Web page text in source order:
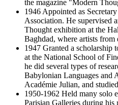
the magazine "Modern
1946 Appointed as
Association. He supervised
Thought exhibition at the
Baghdad, where artists
1947 Granted a scholarship
at the National School of
he did several types of
Babylonian Languages and
Académie Julian, and
1950-1962 Held many solo
Parisian Galleries during his